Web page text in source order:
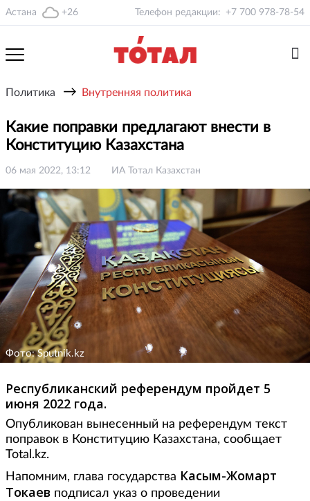
Астана +26 Телефон редакции: +7 700 978-78-54
Политика → Внутренняя политика
Какие поправки предлагают внести в
Конституцию Казахстана
06 мая 2022, 13:12 ИА Тотал Казахстан
Фото: Sputnik.kz
Республиканский референдум пройдет 5
июня 2022 года.
Опубликован вынесенный на референдум текст
поправок в Конституцию Казахстана, сообщает
Total.kz.
Напомним, глава государства Касым-Жомарт
Токаев подписал указ о проведении